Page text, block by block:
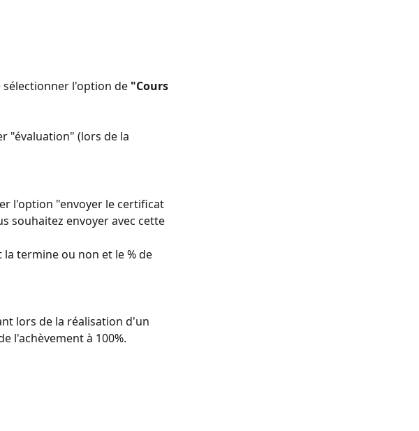
sélectionner l'option de "Cours
"évaluation" (lors de la
l'option "envoyer le certificat
souhaitez envoyer avec cette
termine ou non et le % de
lors de la réalisation d'un
l'achèvement à 100%.